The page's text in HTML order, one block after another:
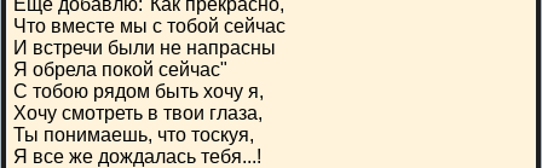
Еще добавлю:"Как прекрасно,
Что вместе мы с тобой сейчас
И встречи были не напрасны
Я обрела покой сейчас"
С тобою рядом быть хочу я,
Хочу смотреть в твои глаза,
Ты понимаешь, что тоскуя,
Я все же дождалась тебя...!